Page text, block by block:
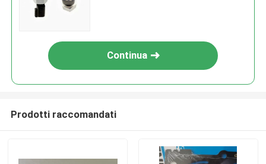
Continua
Prodotti raccomandati